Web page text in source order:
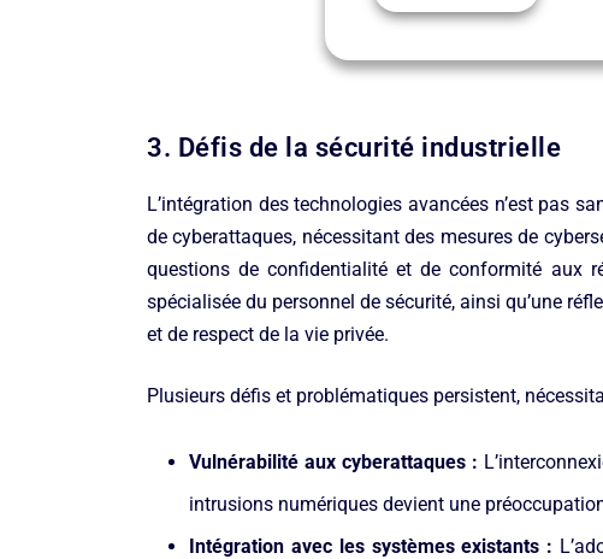
3. Défis de la sécurité industrielle
L’intégration des technologies avancées n’est pas
de cyberattaques, nécessitant des mesures de
questions de confidentialité et de conformité aux
spécialisée du personnel de sécurité, ainsi qu’une
et de respect de la vie privée.
Plusieurs défis et problématiques persistent,
Vulnérabilité aux cyberattaques :
intrusions numériques devient une
Intégration avec les systèmes existants :